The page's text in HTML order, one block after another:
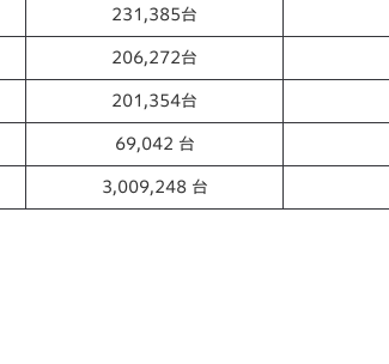
231,385台
206,272台
201,354台
69,042 台
3,009,248 台